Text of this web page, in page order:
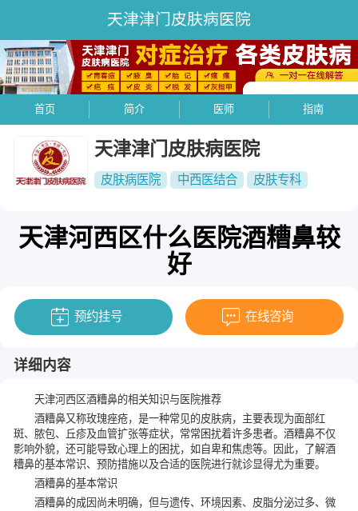
天津津门皮肤病医院
首页 简介 医师 指南
天津津门皮肤病医院
皮肤病医院 中西医结合 皮肤专科
天津河西区什么医院酒糟鼻较
好
预约挂号 在线咨询
详细内容
天津河西区酒糟鼻的相关知识与医院推荐
酒糟鼻又称玫瑰痤疮，是一种常见的皮肤病，主要表现为面部红
斑、脓包、丘疹及血管扩张等症状，常常困扰着许多患者。酒糟鼻不仅
影响外貌，还可能导致心理上的困扰，如自卑和焦虑等。因此，了解酒
糟鼻的基本常识、预防措施以及合适的医院进行就诊显得尤为重要。
酒糟鼻的基本常识
酒糟鼻的成因尚未明确，但与遗传、环境因素、皮脂分泌过多、微